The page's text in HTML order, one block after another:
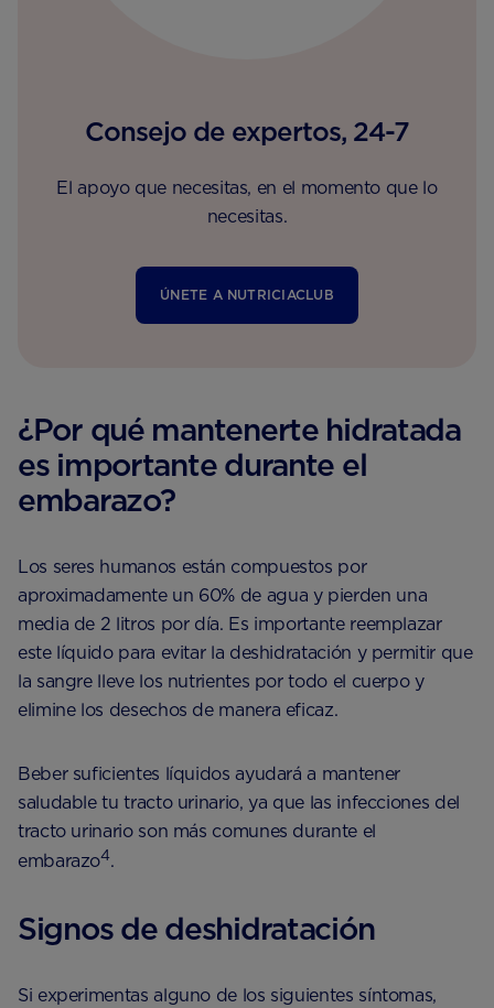
Consejo de expertos, 24-7
El apoyo que necesitas, en el momento que lo
necesitas.
ÚNETE A NUTRICIACLUB
¿Por qué mantenerte hidratada
es importante durante el
embarazo?
Los seres humanos están compuestos por
aproximadamente un 60% de agua y pierden una
media de 2 litros por día. Es importante reemplazar
este líquido para evitar la deshidratación y permitir que
la sangre lleve los nutrientes por todo el cuerpo y
elimine los desechos de manera eficaz.
Beber suficientes líquidos ayudará a mantener
saludable tu tracto urinario, ya que las infecciones del
tracto urinario son más comunes durante el
embarazo4.
Signos de deshidratación
Si experimentas alguno de los siguientes síntomas,